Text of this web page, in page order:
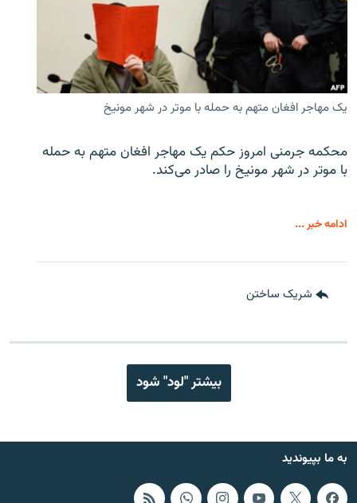
یک مهاجر افغان متهم به حمله با موتر در شهر مونیخ
محکمه جرمنی امروز حکم یک مهاجر افغان متهم به حمله
با موتر در شهر مونیخ را صادر می‌کند.
ادامه خبر ...
شریک ساختن
بیشتر "لود" شود
به ما بپیوندید